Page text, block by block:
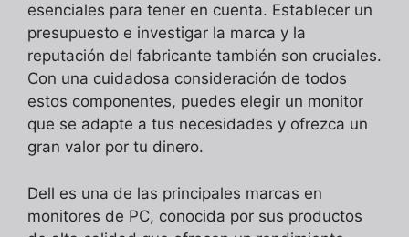
esenciales para tener en cuenta. Establecer un
presupuesto e investigar la marca y la
reputación del fabricante también son cruciales.
Con una cuidadosa consideración de todos
estos componentes, puedes elegir un monitor
que se adapte a tus necesidades y ofrezca un
gran valor por tu dinero.
Dell es una de las principales marcas en
monitores de PC, conocida por sus productos